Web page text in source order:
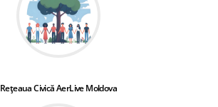
Rețeaua Civică AerLive Moldova